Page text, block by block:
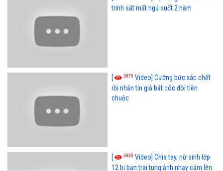
trinh sát mất ngủ suốt 2 năm
[ 3875 Video] Cưỡng bức xác chết
rồi nhắn tin giả bắt cóc đòi tiền
chuộc
[ 3830 Video] Chia tay, nữ sinh lớp
12 bị bạn trai tung ảnh nhạy cảm lên